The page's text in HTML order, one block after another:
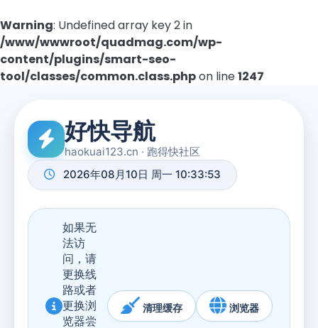
Warning: Undefined array key 2 in
/www/wwwroot/quadmag.com/wp-
content/plugins/smart-seo-
tool/classes/common.class.phpon line1247